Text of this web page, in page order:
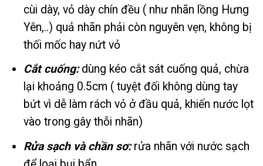
cùi dày, vỏ dày chín đều ( như nhãn lồng Hưng
Yên,..) quả nhãn phải còn nguyên vẹn, không bị
thối mốc hay nứt vỏ
Cắt cuống:dùng kéo cắt sát cuống quả, chừa
lại khoảng 0.5cm ( tuyệt đối không dùng tay
bứt vì dễ làm rách vỏ ở đầu quả, khiến nước lọt
vào trong gây thỗi nhãn)
Rửa sạch và chần sơ: rửa nhãn với nước sạch